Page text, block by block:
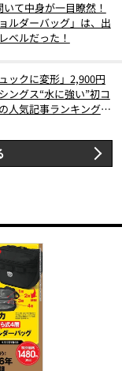
て中身が一目瞭然！
ルダーバッグ」は、出
ベルだった！
ックに変形」2,900円
ングス“水に強い”初コ
人気記事ランキングベ